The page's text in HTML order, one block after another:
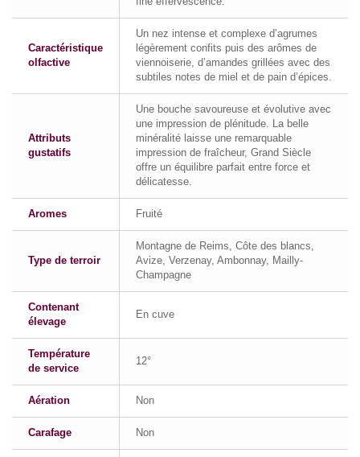
Caractéristique
olfactive
Un nez intense et complexe d’agrumes
légèrement confits puis des arômes de
viennoiserie, d’amandes grillées avec des
subtiles notes de miel et de pain d’épices.
Attributs
gustatifs
Une bouche savoureuse et évolutive avec
une impression de plénitude. La belle
minéralité laisse une remarquable
impression de fraîcheur, Grand Siècle
offre un équilibre parfait entre force et
délicatesse.
Aromes Fruité
Type de terroir
Montagne de Reims, Côte des blancs,
Avize, Verzenay, Ambonnay, Mailly-
Champagne
Contenant
élevage
En cuve
Température
de service
12°
Aération Non
Carafage Non